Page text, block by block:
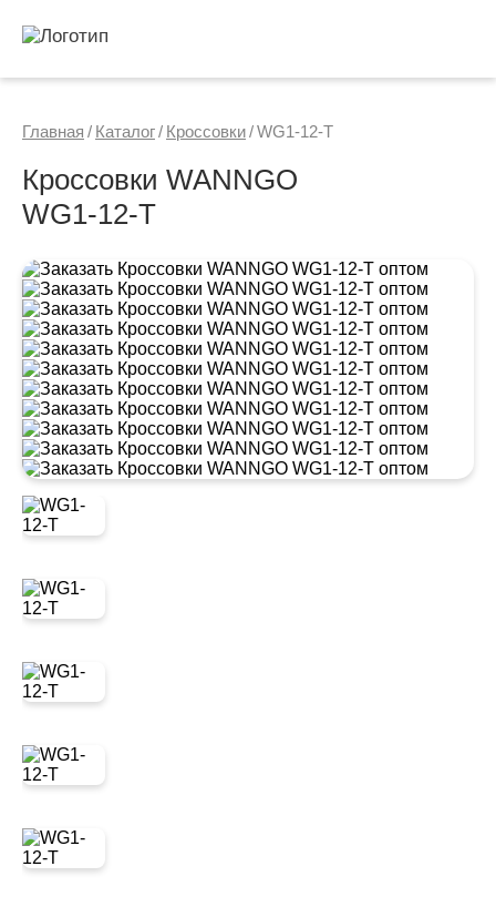
Главная / Каталог/ Кроссовки/WG1-12-T
Кроссовки WANNGO
WG1‑12‑T